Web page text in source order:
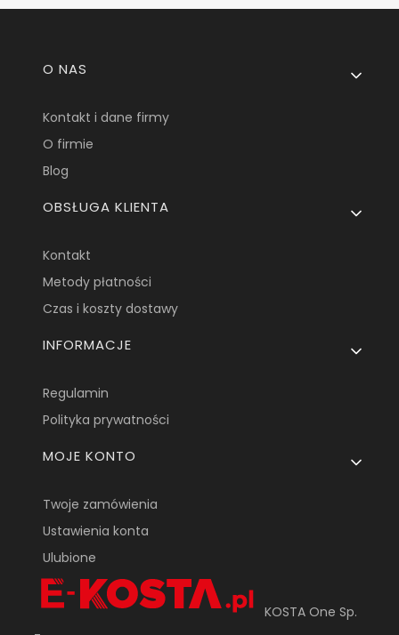
Linki w stopce
O NAS
Kontakt i dane firmy
O firmie
Blog
OBSŁUGA KLIENTA
Kontakt
Metody płatności
Czas i koszty dostawy
INFORMACJE
Regulamin
Polityka prywatności
MOJE KONTO
Twoje zamówienia
Ustawienia konta
Ulubione
KOSTA One Sp.